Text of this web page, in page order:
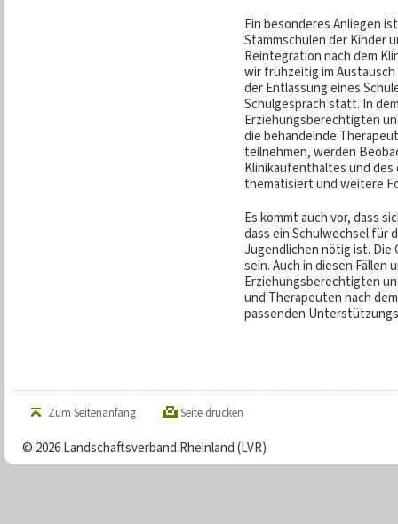
Ein besonderes Anliegen
Stammschulen der Kinder
Reintegration nach dem
wir frühzeitig im
der Entlassung eines
Schulgespräch statt. In
Erziehungsberechtigten
die behandelnde
teilnehmen, werden
Klinikaufenthaltes und
thematisiert und weitere
Es kommt auch vor, dass
dass ein Schulwechsel für
Jugendlichen nötig ist. Die
sein. Auch in diesen
Erziehungsberechtigten
und Therapeuten nach
passenden
Zum Seitenanfang Seite drucken
© 2026 Landschaftsverband Rheinland (LVR)